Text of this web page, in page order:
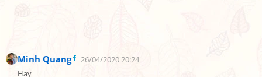
Minh Quang
26/04/2020 20:24
Hay